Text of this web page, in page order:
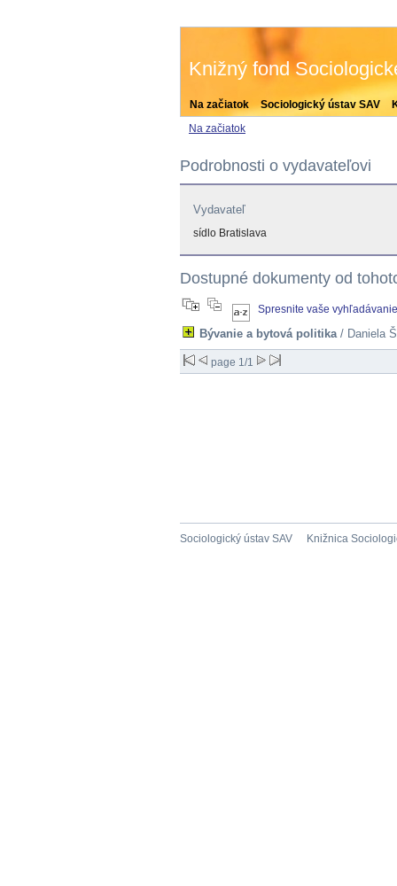
Na začiatok Sociologický ústav SAV
Knižný fond
Na začiatok
Podrobnosti o vydavateľovi
Vydavateľ
sídlo Bratislava
Dostupné dokumenty od
Spresnite vaše vyhľadávanie
Bývanie a bytová politika/ Daniela
page 1/1
Sociologický ústav SAV Knižnica